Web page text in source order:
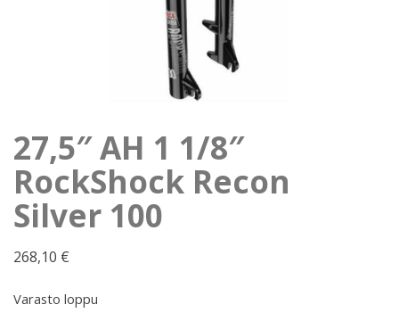
27,5″ AH 1 1/8″
RockShock Recon
Silver 100
268,10 €
Varasto loppu